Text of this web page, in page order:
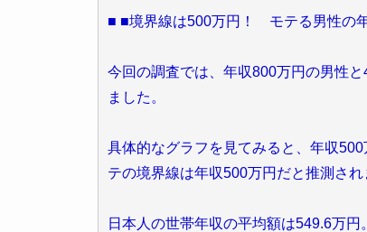
■ ■境界線は500万円！ モテる男性の
今回の調査では、年収800万円の男性
ました。
具体的なグラフを見てみると、年収500
テの境界線は年収500万円だと推測され
日本人の世帯年収の平均額は549.6万